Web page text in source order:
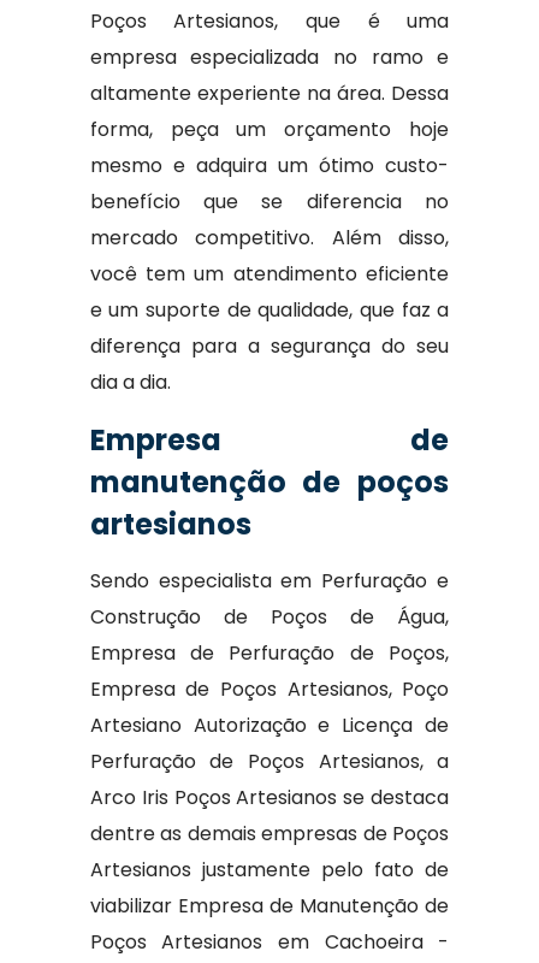
Poços Artesianos, que é uma
empresa especializada no ramo e
altamente experiente na área. Dessa
forma, peça um orçamento hoje
mesmo e adquira um ótimo custo-
benefício que se diferencia no
mercado competitivo. Além disso,
você tem um atendimento eficiente
e um suporte de qualidade, que faz a
diferença para a segurança do seu
dia a dia.
Empresa de
manutenção de poços
artesianos
Sendo especialista em Perfuração e
Construção de Poços de Água,
Empresa de Perfuração de Poços,
Empresa de Poços Artesianos, Poço
Artesiano Autorização e Licença de
Perfuração de Poços Artesianos, a
Arco Iris Poços Artesianos se destaca
dentre as demais empresas de Poços
Artesianos justamente pelo fato de
viabilizar Empresa de Manutenção de
Poços Artesianos em Cachoeira -